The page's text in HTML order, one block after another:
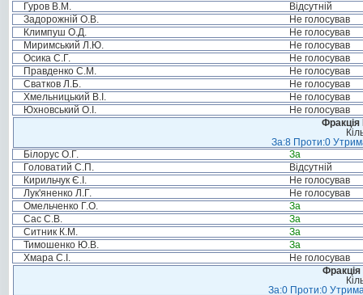
Гуров В.М.
Відсутній
Задорожній О.В.
Не голосував
Климпуш О.Д.
Не голосував
Миримський Л.Ю.
Не голосував
Осика С.Г.
Не голосував
Правденко С.М.
Не голосував
Сватков Л.Б.
Не голосував
Хмельницький В.І.
Не голосував
Юхновський О.І.
Не голосував
За:8 Проти:0
Білорус О.Г.
За
Головатий С.П.
Відсутній
Кирильчук Є.І.
Не голосував
Лук'яненко Л.Г.
Не голосував
Омельченко Г.О.
За
Сас С.В.
За
Ситник К.М.
За
Тимошенко Ю.В.
За
Хмара С.І.
Не голосував
Фракція
За:0 Проти:0